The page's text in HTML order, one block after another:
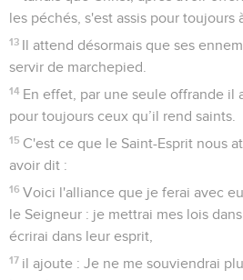
les péchés, s'est assis pour toujours
13 Il attend désormais que ses
servir de marchepied.
14 En effet, par une seule offrande il
pour toujours ceux qu’il rend saints.
15 C'est ce que le Saint-Esprit nous
avoir dit :
16 Voici l'alliance que je ferai avec
le Seigneur : je mettrai mes lois
écrirai dans leur esprit,
17 il ajoute : Je ne me souviendrai